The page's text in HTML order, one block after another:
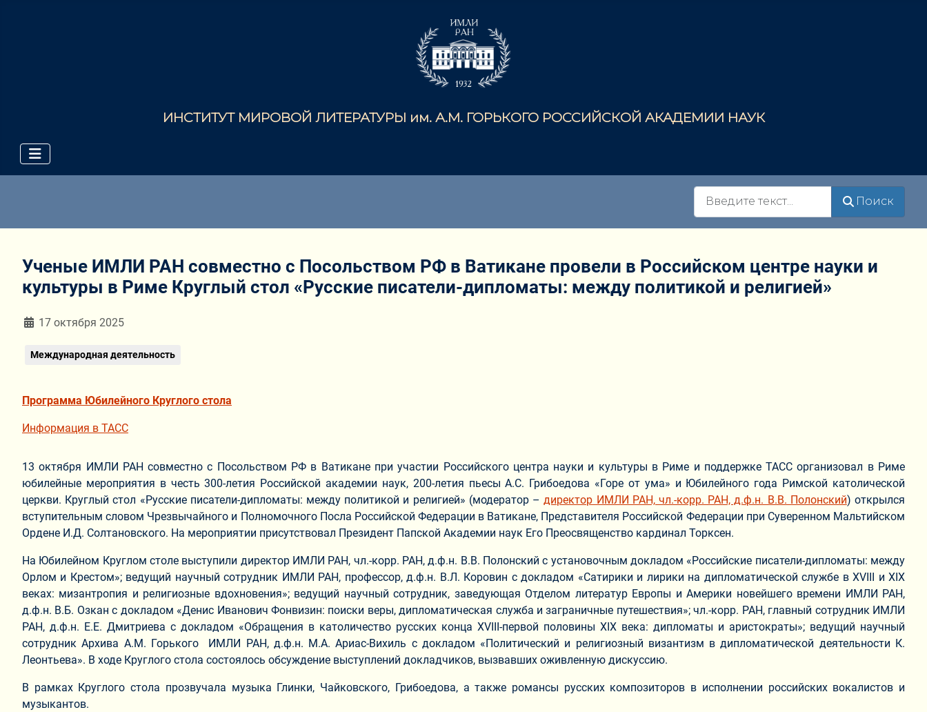
ИНСТИТУТ МИРОВОЙ ЛИТЕРАТУРЫ им. А.М. ГОРЬКОГО РОССИЙСКОЙ АКАДЕМИИ НАУК
Поиск
Ученые ИМЛИ РАН совместно с Посольством РФ в Ватикане провели в Российском центре науки и
культуры в Риме Круглый стол «Русские писатели-дипломаты: между политикой и религией»
Информация о материале
17 октября 2025
Международная деятельность
Программа Юбилейного Круглого стола
Информация в ТАСС
13 октября ИМЛИ РАН совместно с Посольством РФ в Ватикане при участии Российского центра науки и культуры в Риме и поддержке ТАСС организовал в Риме
юбилейные мероприятия в честь 300-летия Российской академии наук, 200-летия пьесы А.С. Грибоедова «Горе от ума» и Юбилейного года Римской католической
церкви. Круглый стол «Русские писатели-дипломаты: между политикой и религией» (модератор –директор ИМЛИ РАН, чл.-корр. РАН, д.ф.н. В.В. Полонский) открылся
вступительным словом Чрезвычайного и Полномочного Посла Российской Федерации в Ватикане, Представителя Российской Федерации при Суверенном Мальтийском
Ордене И.Д. Солтановского. На мероприятии присутствовал Президент Папской Академии наук Его Преосвященство кардинал Торксен.
На Юбилейном Круглом столе выступили директор ИМЛИ РАН, чл.-корр. РАН, д.ф.н. В.В. Полонский с установочным докладом «Российские писатели-дипломаты: между
Орлом и Крестом»; ведущий научный сотрудник ИМЛИ РАН, профессор, д.ф.н. В.Л. Коровин с докладом «Сатирики и лирики на дипломатической службе в XVIII и XIX
веках: мизантропия и религиозные вдохновения»; ведущий научный сотрудник, заведующая Отделом литератур Европы и Америки новейшего времени ИМЛИ РАН,
д.ф.н. В.Б. Озкан с докладом «Денис Иванович Фонвизин: поиски веры, дипломатическая служба и заграничные путешествия»; чл.-корр. РАН, главный сотрудник ИМЛИ
РАН, д.ф.н. Е.Е. Дмитриева с докладом «Обращения в католичество русских конца XVIII-первой половины XIX века: дипломаты и аристократы»; ведущий научный
сотрудник Архива А.М. Горького ИМЛИ РАН, д.ф.н. М.А. Ариас-Вихиль с докладом «Политический и религиозный византизм в дипломатической деятельности К.
Леонтьева». В ходе Круглого стола состоялось обсуждение выступлений докладчиков, вызвавших оживленную дискуссию.
В рамках Круглого стола прозвучала музыка Глинки, Чайковского, Грибоедова, а также романсы русских композиторов в исполнении российских вокалистов и
музыкантов.